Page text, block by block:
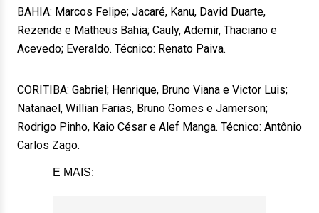
BAHIA: Marcos Felipe; Jacaré, Kanu, David Duarte,
Rezende e Matheus Bahia; Cauly, Ademir, Thaciano e
Acevedo; Everaldo. Técnico: Renato Paiva.
CORITIBA: Gabriel; Henrique, Bruno Viana e Victor Luis;
Natanael, Willian Farias, Bruno Gomes e Jamerson;
Rodrigo Pinho, Kaio César e Alef Manga. Técnico: Antônio
Carlos Zago.
E MAIS: